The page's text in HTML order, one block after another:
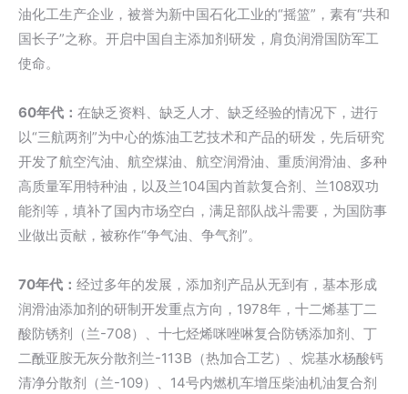
油化工生产企业，被誉为新中国石化工业的“摇篮”，素有“共和
国长子”之称。开启中国自主添加剂研发，肩负润滑国防军工
使命。
60年代： 在缺乏资料、缺乏人才、缺乏经验的情况下，进行
以“三航两剂”为中心的炼油工艺技术和产品的研发，先后研究
开发了航空汽油、航空煤油、航空润滑油、重质润滑油、多种
高质量军用特种油，以及兰104国内首款复合剂、兰108双功
能剂等，填补了国内市场空白，满足部队战斗需要，为国防事
业做出贡献，被称作“争气油、争气剂”。
70年代： 经过多年的发展，添加剂产品从无到有，基本形成
润滑油添加剂的研制开发重点方向，1978年，十二烯基丁二
酸防锈剂（兰-708）、十七烃烯咪唑啉复合防锈添加剂、丁
二酰亚胺无灰分散剂兰-113B（热加合工艺）、烷基水杨酸钙
清净分散剂（兰-109）、14号内燃机车增压柴油机油复合剂